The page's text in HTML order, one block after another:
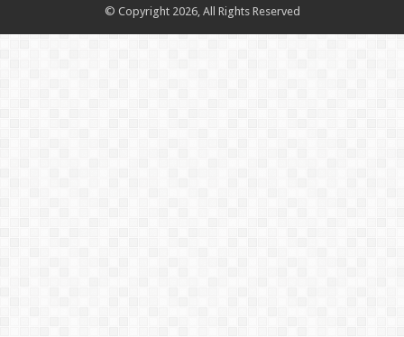
© Copyright 2026, All Rights Reserved